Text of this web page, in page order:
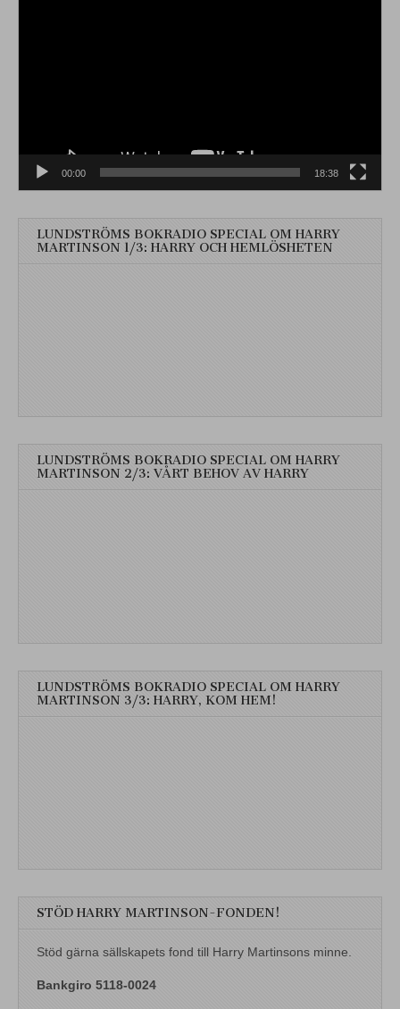
00:00 18:38
LUNDSTRÖMS BOKRADIO SPECIAL OM HARRY
MARTINSON 1/3: HARRY OCH HEMLÖSHETEN
LUNDSTRÖMS BOKRADIO SPECIAL OM HARRY
MARTINSON 2/3: VÅRT BEHOV AV HARRY
LUNDSTRÖMS BOKRADIO SPECIAL OM HARRY
MARTINSON 3/3: HARRY, KOM HEM!
STÖD HARRY MARTINSON-FONDEN!
Stöd gärna sällskapets fond till Harry Martinsons minne.
Bankgiro 5118-0024